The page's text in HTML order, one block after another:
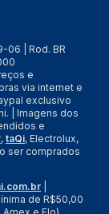
06 | Rod. BR
e
via internet e
exclusivo
| Imagens dos
e
, taQi, Electrolux,
ser comprados
de R$50,00